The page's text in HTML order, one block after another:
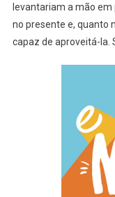
levantariam a mão
no presente e, quanto
capaz de aproveitá-la.